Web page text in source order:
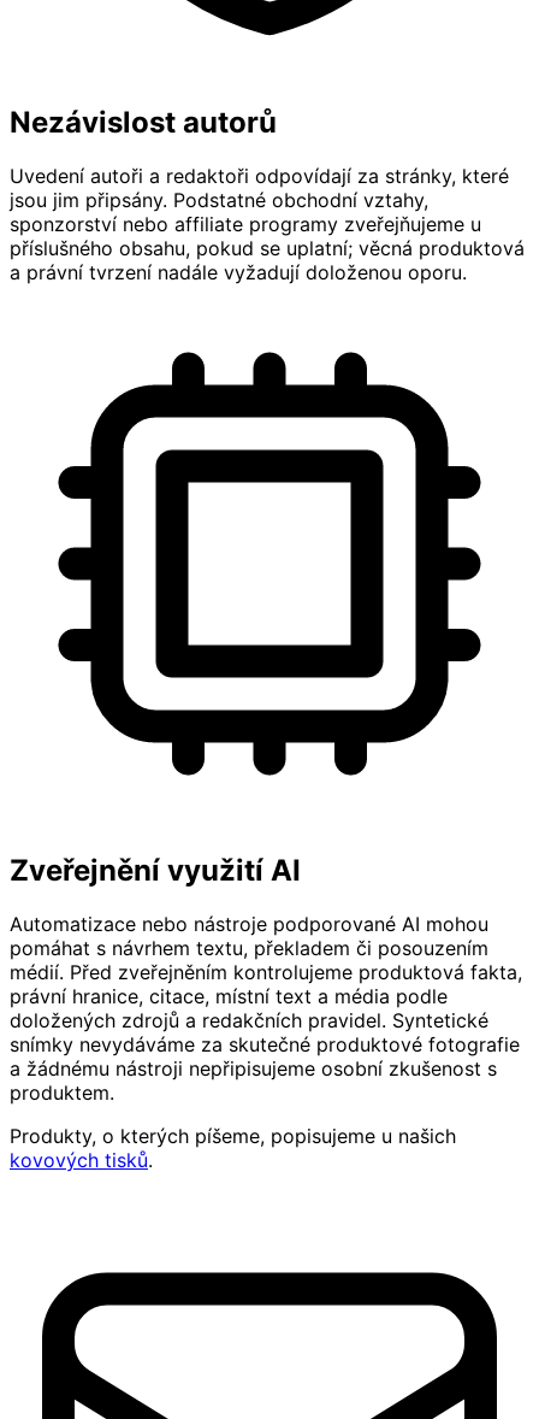
Nezávislost autorů
Uvedení autoři a redaktoři odpovídají za stránky, které
jsou jim připsány. Podstatné obchodní vztahy,
sponzorství nebo affiliate programy zveřejňujeme u
příslušného obsahu, pokud se uplatní; věcná produktová
a právní tvrzení nadále vyžadují doloženou oporu.
Zveřejnění využití AI
Automatizace nebo nástroje podporované AI mohou
pomáhat s návrhem textu, překladem či posouzením
médií. Před zveřejněním kontrolujeme produktová fakta,
právní hranice, citace, místní text a média podle
doložených zdrojů a redakčních pravidel. Syntetické
snímky nevydáváme za skutečné produktové fotografie
a žádnému nástroji nepřipisujeme osobní zkušenost s
produktem.
Produkty, o kterých píšeme, popisujeme u našich
kovových tisků.